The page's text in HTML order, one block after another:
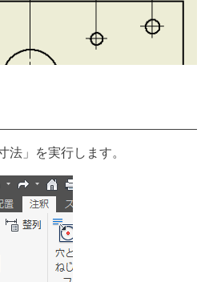
法」を実行します。